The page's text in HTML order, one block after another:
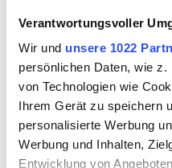
Verantwortungsvoller
Wir und unsere 1022
persönlichen Daten, wie
von Technologien wie
Ihrem Gerät zu speichern
personalisierte Werbung
Werbung und Inhalten,
Entwicklung von
ODYSSEY